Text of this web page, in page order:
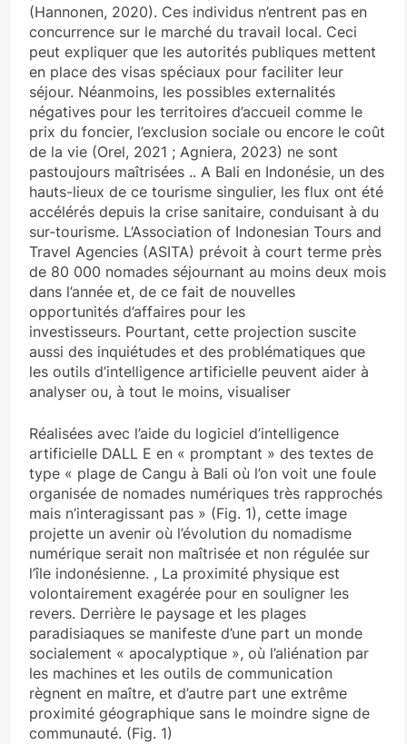
(Hannonen, 2020). Ces individus n’entrent pas en
concurrence sur le marché du travail local. Ceci
peut expliquer que les autorités publiques mettent
en place des visas spéciaux pour faciliter leur
séjour. Néanmoins, les possibles externalités
négatives pour les territoires d’accueil comme le
prix du foncier, l’exclusion sociale ou encore le coût
de la vie (Orel, 2021 ; Agniera, 2023) ne sont
pastoujours maîtrisées .. A Bali en Indonésie, un des
hauts-lieux de ce tourisme singulier, les flux ont été
accélérés depuis la crise sanitaire, conduisant à du
sur-tourisme. L’Association of Indonesian Tours and
Travel Agencies (ASITA) prévoit à court terme près
de 80 000 nomades séjournant au moins deux mois
dans l’année et, de ce fait de nouvelles
opportunités d’affaires pour les
investisseurs. Pourtant, cette projection suscite
aussi des inquiétudes et des problématiques que
les outils d’intelligence artificielle peuvent aider à
analyser ou, à tout le moins, visualiser
Réalisées avec l’aide du logiciel d’intelligence
artificielle DALL E en « promptant » des textes de
type « plage de Cangu à Bali où l’on voit une foule
organisée de nomades numériques très rapprochés
mais n’interagissant pas » (Fig. 1), cette image
projette un avenir où l’évolution du nomadisme
numérique serait non maîtrisée et non régulée sur
l’île indonésienne. , La proximité physique est
volontairement exagérée pour en souligner les
revers. Derrière le paysage et les plages
paradisiaques se manifeste d’une part un monde
socialement « apocalyptique », où l’aliénation par
les machines et les outils de communication
règnent en maître, et d’autre part une extrême
proximité géographique sans le moindre signe de
communauté. (Fig. 1)